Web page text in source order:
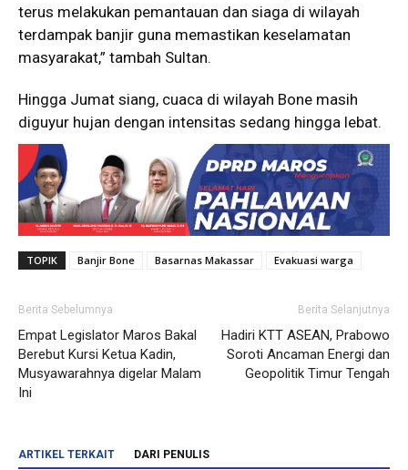
terus melakukan pemantauan dan siaga di wilayah
terdampak banjir guna memastikan keselamatan
masyarakat,” tambah Sultan.
Hingga Jumat siang, cuaca di wilayah Bone masih
diguyur hujan dengan intensitas sedang hingga lebat.
TOPIK Banjir Bone Basarnas Makassar Evakuasi warga
Berita Sebelumnya
Empat Legislator Maros Bakal
Berebut Kursi Ketua Kadin,
Musyawarahnya digelar Malam
Ini
Berita Selanjutnya
Hadiri KTT ASEAN, Prabowo
Soroti Ancaman Energi dan
Geopolitik Timur Tengah
ARTIKEL TERKAIT DARI PENULIS